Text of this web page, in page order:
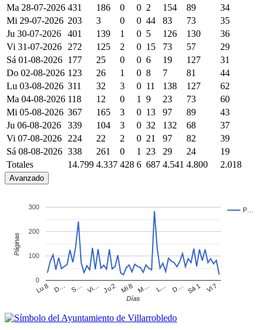
Ma 28-07-2026 431 186 0 0 2 154 89
34
Mi 29-07-2026 203 3 0 0 44 83 73
35
Ju 30-07-2026
401 139 1 0 5 126 130
36
Vi 31-07-2026
272 125 2 0 15 73 57
29
Sá 01-08-2026 177 25 0 0 6 19 127
31
Do 02-08-2026 123 26 1 0 8 7 81
44
Lu 03-08-2026 311 32 3 0 11 138 127
62
Ma 04-08-2026 118 12 0 1 9 23 73
60
Mi 05-08-2026 367 165 3 0 13 97 89
43
Ju 06-08-2026
339 104 3 0 32 132 68
37
Vi 07-08-2026
224 22 2 0 21 97 82
39
Sá 08-08-2026 338 261 0 1 23 29 24
19
Totales
14.799 4.337 428 6 687 4.541 4.800 2.018
Avanzado
P…
Lu 8 D… S… Vi… Ju 2 Mi 8 M… L… D… Sá 1 Vi 7
0
100
200
300
Días
Páginas